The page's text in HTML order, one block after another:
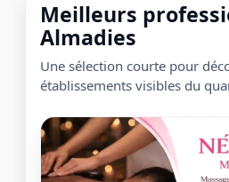
Meilleurs
Almadies
Une sélection courte pour
établissements visibles du